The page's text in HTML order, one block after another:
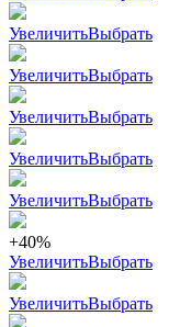
УвеличитьВыбрать
УвеличитьВыбрать
УвеличитьВыбрать
УвеличитьВыбрать
УвеличитьВыбрать
+40%
УвеличитьВыбрать
УвеличитьВыбрать